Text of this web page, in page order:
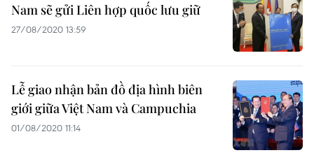
Nam sẽ gửi Liên hợp quốc lưu giữ
27/08/2020 13:59
Lễ giao nhận bản đồ địa hình biên
giới giữa Việt Nam và Campuchia
01/08/2020 11:14